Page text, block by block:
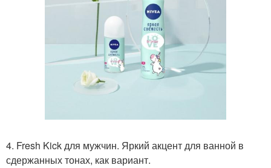
4. Fresh Kick для мужчин. Яркий акцент для ванной в
сдержанных тонах, как вариант.